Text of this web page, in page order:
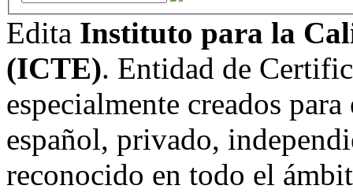
Edita Instituto para la
(ICTE). Entidad de
especialmente creados
español, privado,
reconocido en todo el